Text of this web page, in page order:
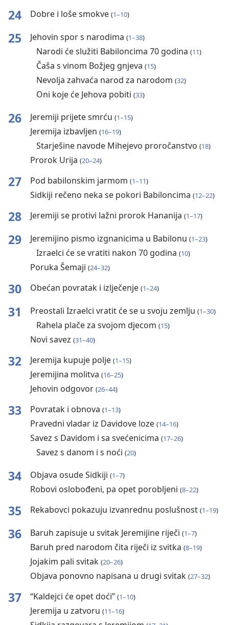
24 Dobre i loše smokve (1⁠–⁠10)
25 Jehovin spor s narodima (1⁠–⁠38)
Narodi će služiti Babiloncima 70 godina (11)
Čaša s vinom Božjeg gnjeva (15)
Nevolja zahvaća narod za narodom (32)
Oni koje će Jehova pobiti (33)
26 Jeremiji prijete smrću (1⁠–⁠15)
Jeremija izbavljen (16⁠–⁠19)
Starješine navode Mihejevo proročanstvo (18)
Prorok Urija (20⁠–⁠24)
27 Pod babilonskim jarmom (1⁠–⁠11)
Sidkiji rečeno neka se pokori Babiloncima (12⁠–⁠22)
28 Jeremiji se protivi lažni prorok Hananija (1⁠–⁠17)
29 Jeremijino pismo izgnanicima u Babilonu (1⁠–⁠23)
Izraelci će se vratiti nakon 70 godina (10)
Poruka Šemaji (24⁠–⁠32)
30 Obećan povratak i izlječenje (1⁠–⁠24)
31 Preostali Izraelci vratit će se u svoju zemlju (1⁠–⁠30)
Rahela plače za svojom djecom (15)
Novi savez (31⁠–⁠40)
32 Jeremija kupuje polje (1⁠–⁠15)
Jeremijina molitva (16⁠–⁠25)
Jehovin odgovor (26⁠–⁠44)
33 Povratak i obnova (1⁠–⁠13)
Pravedni vladar iz Davidove loze (14⁠–⁠16)
Savez s Davidom i sa svećenicima (17⁠–⁠26)
Savez s danom i s noći (20)
34 Objava osude Sidkiji (1⁠–⁠7)
Robovi oslobođeni, pa opet porobljeni (8⁠–⁠22)
35 Rekabovci pokazuju izvanrednu poslušnost (1⁠–⁠19)
36 Baruh zapisuje u svitak Jeremijine riječi (1⁠–⁠7)
Baruh pred narodom čita riječi iz svitka (8⁠–⁠19)
Jojakim pali svitak (20⁠–⁠26)
Objava ponovno napisana u drugi svitak (27⁠–⁠32)
37 “Kaldejci će opet doći” (1⁠–⁠10)
Jeremija u zatvoru (11⁠–⁠16)